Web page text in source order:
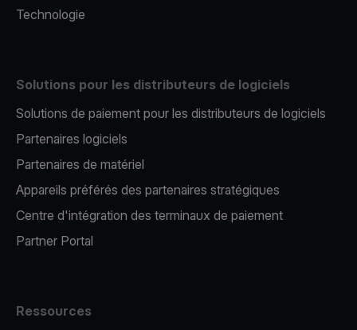
Technologie
Solutions pour les distributeurs de logiciels
Solutions de paiement pour les distributeurs de logiciels
Partenaires logiciels
Partenaires de matériel
Appareils préférés des partenaires stratégiques
Centre d'intégration des terminaux de paiement
Partner Portal
Ressources